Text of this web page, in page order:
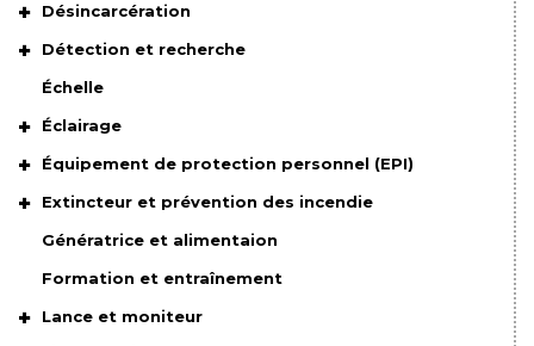
Désincarcération
Détection et recherche
Échelle
Éclairage
Équipement de protection personnel (EPI)
Extincteur et prévention des incendie
Génératrice et alimentaion
Formation et entraînement
Lance et moniteur